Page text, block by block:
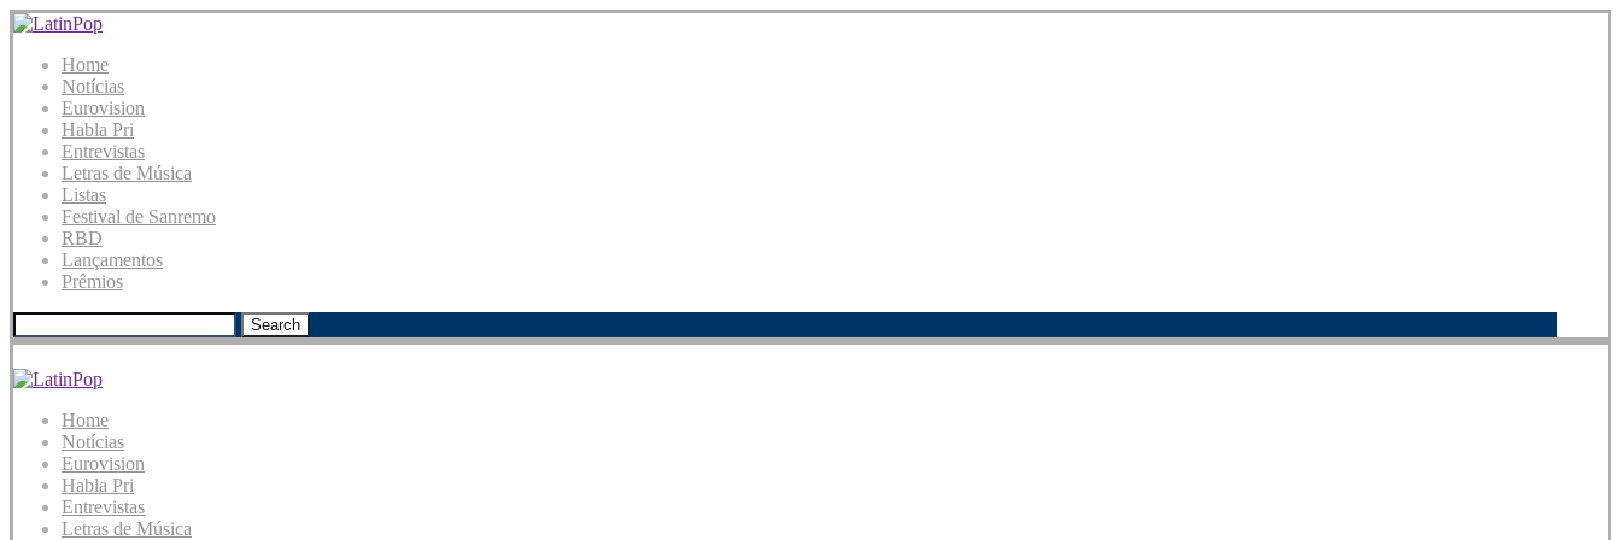
Home
Notícias
Eurovision
Habla Pri
Entrevistas
Letras de Música
Listas
Festival de Sanremo
RBD
Lançamentos
Prêmios
Search
Home
Notícias
Eurovision
Habla Pri
Entrevistas
Letras de Música